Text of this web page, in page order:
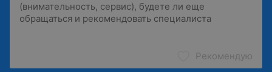
Рекомендую